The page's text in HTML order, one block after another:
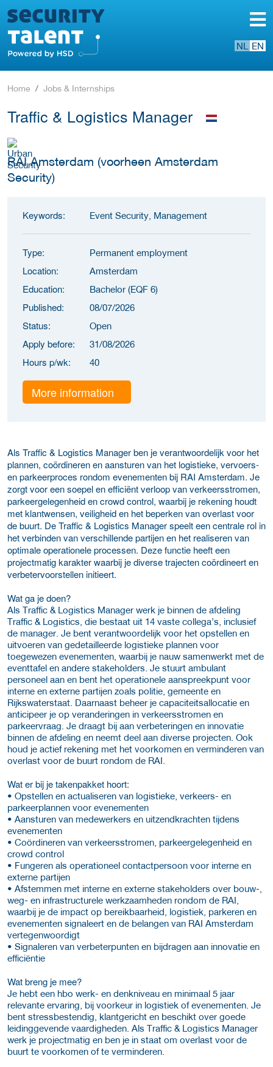
NL EN
Home Jobs & Internships
Traffic & Logistics Manager
RAI Amsterdam (voorheen Amsterdam
Security)
Keywords: Event Security, Management
Type: Permanent employment
Location: Amsterdam
Education: Bachelor (EQF 6)
Published: 08/07/2026
Status: Open
Apply before: 31/08/2026
Hours p/wk: 40
More information
Als Traffic & Logistics Manager ben je verantwoordelijk voor het
plannen, coördineren en aansturen van het logistieke, vervoers-
en parkeerproces rondom evenementen bij RAI Amsterdam. Je
zorgt voor een soepel en efficiënt verloop van verkeersstromen,
parkeergelegenheid en crowd control, waarbij je rekening houdt
met klantwensen, veiligheid en het beperken van overlast voor
de buurt. De Traffic & Logistics Manager speelt een centrale rol in
het verbinden van verschillende partijen en het realiseren van
optimale operationele processen. Deze functie heeft een
projectmatig karakter waarbij je diverse trajecten coördineert en
verbetervoorstellen initieert.
Wat ga je doen?
Als Traffic & Logistics Manager werk je binnen de afdeling
Traffic & Logistics, die bestaat uit 14 vaste collega’s, inclusief
de manager. Je bent verantwoordelijk voor het opstellen en
uitvoeren van gedetailleerde logistieke plannen voor
toegewezen evenementen, waarbij je nauw samenwerkt met de
eventtafel en andere stakeholders. Je stuurt ambulant
personeel aan en bent het operationele aanspreekpunt voor
interne en externe partijen zoals politie, gemeente en
Rijkswaterstaat. Daarnaast beheer je capaciteitsallocatie en
anticipeer je op veranderingen in verkeersstromen en
parkeervraag. Je draagt bij aan verbeteringen en innovatie
binnen de afdeling en neemt deel aan diverse projecten. Ook
houd je actief rekening met het voorkomen en verminderen van
overlast voor de buurt rondom de RAI.
Wat er bij je takenpakket hoort:
• Opstellen en actualiseren van logistieke, verkeers- en
parkeerplannen voor evenementen
• Aansturen van medewerkers en uitzendkrachten tijdens
evenementen
• Coördineren van verkeersstromen, parkeergelegenheid en
crowd control
• Fungeren als operationeel contactpersoon voor interne en
externe partijen
• Afstemmen met interne en externe stakeholders over bouw-,
weg- en infrastructurele werkzaamheden rondom de RAI,
waarbij je de impact op bereikbaarheid, logistiek, parkeren en
evenementen signaleert en de belangen van RAI Amsterdam
vertegenwoordigt
• Signaleren van verbeterpunten en bijdragen aan innovatie en
efficiëntie
Wat breng je mee?
Je hebt een hbo werk- en denkniveau en minimaal 5 jaar
relevante ervaring, bij voorkeur in logistiek of evenementen. Je
bent stressbestendig, klantgericht en beschikt over goede
leidinggevende vaardigheden. Als Traffic & Logistics Manager
werk je projectmatig en ben je in staat om overlast voor de
buurt te voorkomen of te verminderen.